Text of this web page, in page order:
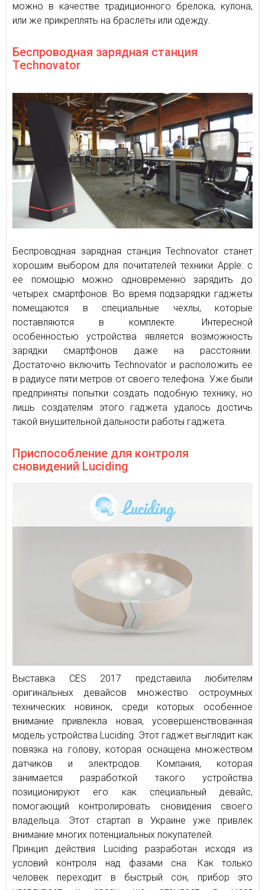
можно в качестве традиционного брелока, кулона,
или же прикреплять на браслеты или одежду.
Беспроводная зарядная станция
Technovator
Беспроводная зарядная станция Technovator станет
хорошим выбором для почитателей техники Apple: с
ее помощью можно одновременно зарядить до
четырех смартфонов. Во время подзарядки гаджеты
помещаются в специальные чехлы, которые
поставляются в комплекте. Интересной
особенностью устройства является возможность
зарядки смартфонов даже на расстоянии.
Достаточно включить Technovator и расположить ее
в радиусе пяти метров от своего телефона. Уже были
предприняты попытки создать подобную технику, но
лишь создателям этого гаджета удалось достичь
такой внушительной дальности работы гаджета.
Приспособление для контроля
сновидений Luciding
Выставка СES 2017 представила любителям
оригинальных девайсов множество остроумных
технических новинок, среди которых особенное
внимание привлекла новая, усовершенствованная
модель устройства Luciding. Этот гаджет выглядит как
повязка на голову, которая оснащена множеством
датчиков и электродов. Компания, которая
занимается разработкой такого устройства
позиционируют его как специальный девайс,
помогающий контролировать сновидения своего
владельца. Этот стартап в Украине уже привлек
внимание многих потенциальных покупателей.
Принцип действия Luciding разработан исходя из
условий контроля над фазами сна. Как только
человек переходит в быстрый сон, прибор это